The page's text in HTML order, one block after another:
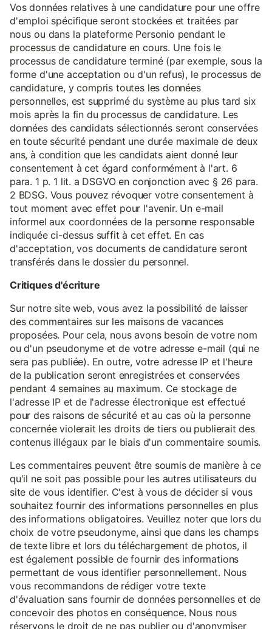
Vos données relatives à une candidature pour une offre
d'emploi spécifique seront stockées et traitées par
nous ou dans la plateforme Personio pendant le
processus de candidature en cours. Une fois le
processus de candidature terminé (par exemple, sous la
forme d'une acceptation ou d'un refus), le processus de
candidature, y compris toutes les données
personnelles, est supprimé du système au plus tard six
mois après la fin du processus de candidature. Les
données des candidats sélectionnés seront conservées
en toute sécurité pendant une durée maximale de deux
ans, à condition que les candidats aient donné leur
consentement à cet égard conformément à l'art. 6
para. 1 p. 1 lit. a DSGVO en conjonction avec § 26 para.
2 BDSG. Vous pouvez révoquer votre consentement à
tout moment avec effet pour l'avenir. Un e-mail
informel aux coordonnées de la personne responsable
indiquée ci-dessus suffit à cet effet. En cas
d'acceptation, vos documents de candidature seront
transférés dans le dossier du personnel.
Critiques d'écriture
Sur notre site web, vous avez la possibilité de laisser
des commentaires sur les maisons de vacances
proposées. Pour cela, nous avons besoin de votre nom
ou d'un pseudonyme et de votre adresse e-mail (qui ne
sera pas publiée). En outre, votre adresse IP et l'heure
de la publication seront enregistrées et conservées
pendant 4 semaines au maximum. Ce stockage de
l'adresse IP et de l'adresse électronique est effectué
pour des raisons de sécurité et au cas où la personne
concernée violerait les droits de tiers ou publierait des
contenus illégaux par le biais d'un commentaire soumis.
Les commentaires peuvent être soumis de manière à ce
qu'il ne soit pas possible pour les autres utilisateurs du
site de vous identifier. C'est à vous de décider si vous
souhaitez fournir des informations personnelles en plus
des informations obligatoires. Veuillez noter que lors du
choix de votre pseudonyme, ainsi que dans les champs
de texte libre et lors du téléchargement de photos, il
est également possible de fournir des informations
permettant de vous identifier personnellement. Nous
vous recommandons de rédiger votre texte
d'évaluation sans fournir de données personnelles et de
concevoir des photos en conséquence. Nous nous
réservons le droit de ne pas publier ou d'anonymiser